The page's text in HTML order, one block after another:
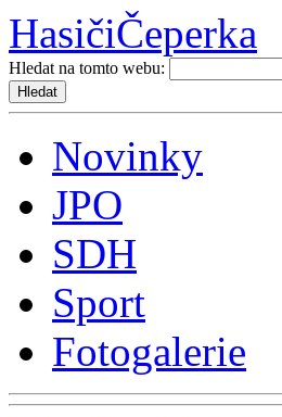
HasičiČeperka
Hledat na tomto webu:
Novinky
JPO
SDH
Sport
Fotogalerie